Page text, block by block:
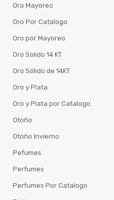
Oro Mayoreo
Oro Por Catalogo
Oro por Mayoreo
Oro Solido 14 KT
Oro Sólido de 14KT
Oro y Plata
Oro y Plata por Catalogo
Otoño
Otoño Invierno
Pefumes
Perfumes
Perfumes Por Catalogo